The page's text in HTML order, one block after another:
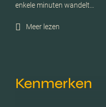
enkele minuten wandelt…
Meer lezen
Kenmerken